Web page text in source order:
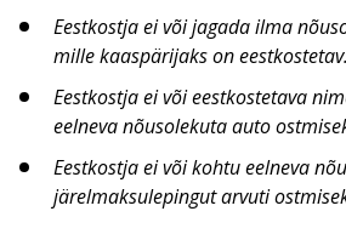
Eestkostja ei või jagada ilma
mille kaaspärijaks on eestkostetav.
Eestkostja ei või eestkostetava
eelneva nõusolekuta auto
Eestkostja ei või kohtu eelneva
järelmaksulepingut arvuti